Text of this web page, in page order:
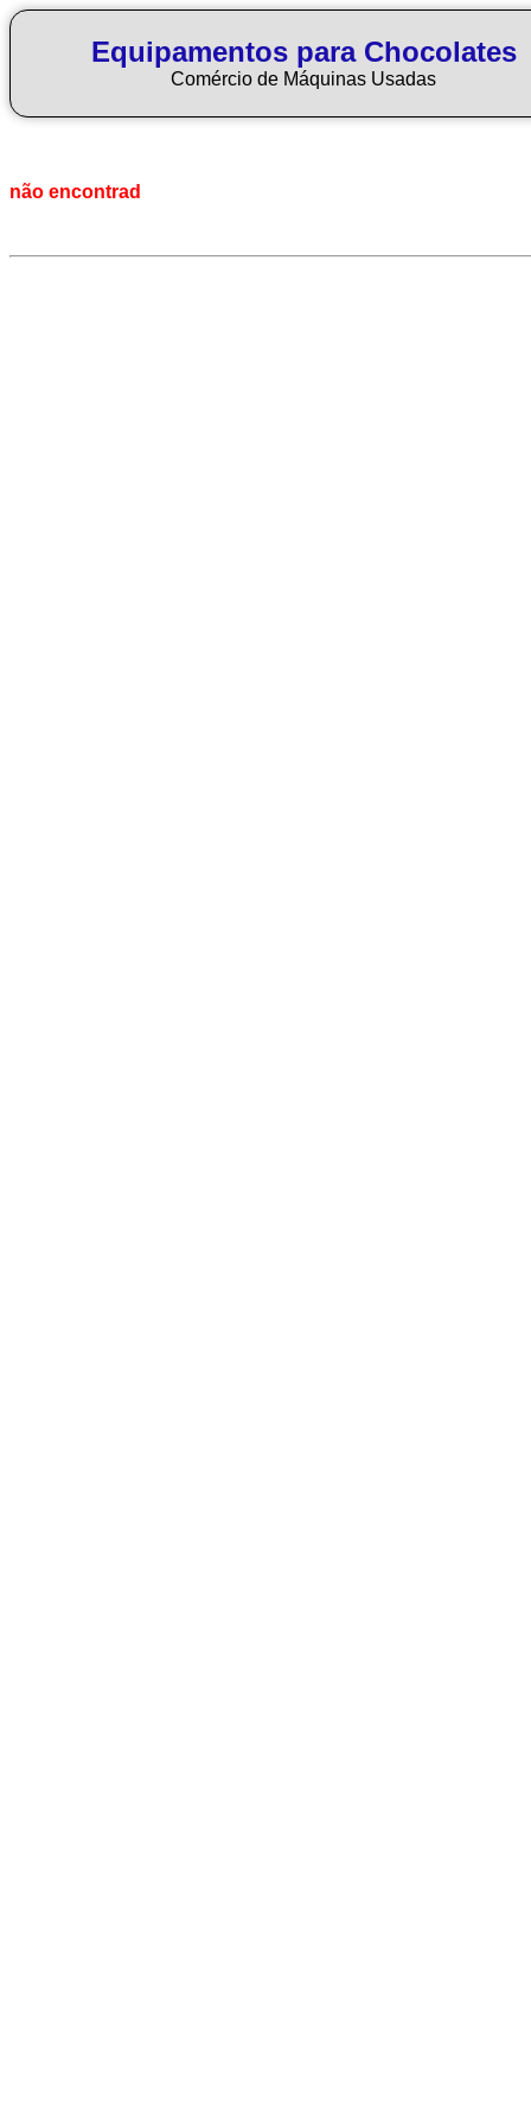
Equipamentos para Chocolates
Comércio de Máquinas Usadas
não encontrad